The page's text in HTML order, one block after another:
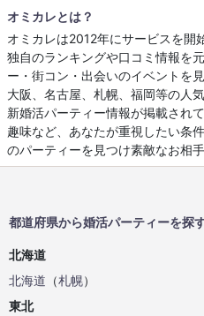
オミカレとは？
オミカレは2012年にサービスを開
独自のランキングや口コミ情報を
ー・街コン・出会いのイベントを
大阪、名古屋、札幌、福岡等の人
新婚活パーティー情報が掲載され
趣味など、あなたが重視したい条
のパーティーを見つけ素敵なお相
都道府県から婚活パーティーを探
北海道
北海道 （札幌）
東北